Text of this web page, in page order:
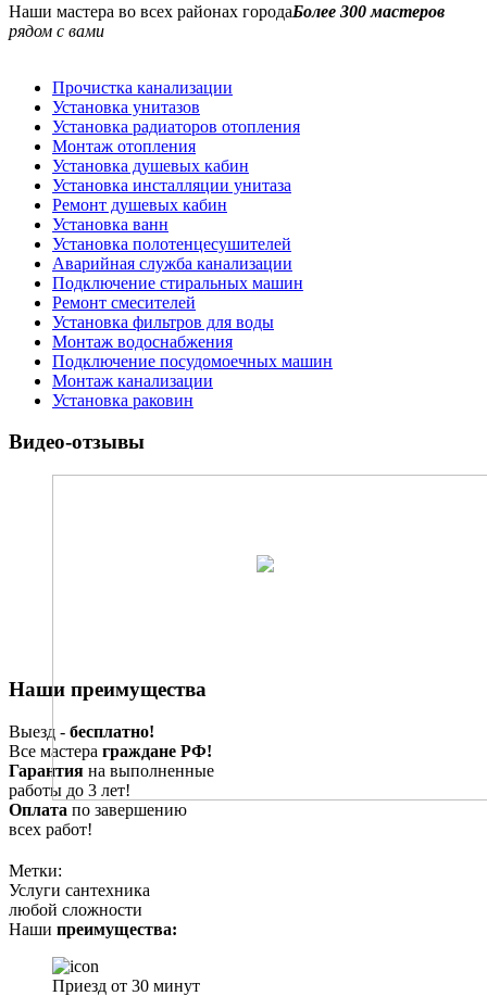
Наши мастера во всех районах городаБолее 300 мастеров
рядом с вами
Прочистка канализации
Установка унитазов
Установка радиаторов отопления
Монтаж отопления
Установка душевых кабин
Установка инсталляции унитаза
Ремонт душевых кабин
Установка ванн
Установка полотенцесушителей
Аварийная служба канализации
Подключение стиральных машин
Ремонт смесителей
Установка фильтров для воды
Монтаж водоснабжения
Подключение посудомоечных машин
Монтаж канализации
Установка раковин
Видео-отзывы
Наши преимущества
Выезд - бесплатно!
Все мастера граждане РФ!
Гарантия на выполненные
работы до 3 лет!
Оплата по завершению
всех работ!
Метки:
Услуги сантехника
любой сложности
Наши преимущества:
Приезд от 30 минут